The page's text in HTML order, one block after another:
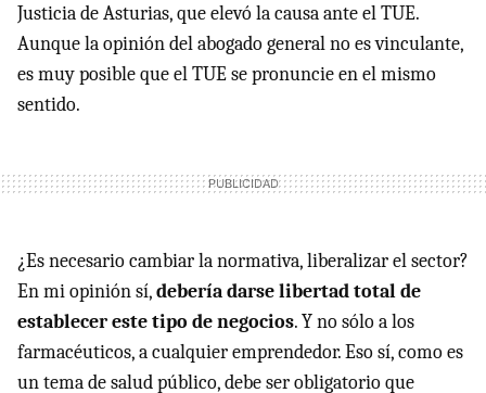
Justicia de Asturias, que elevó la causa ante elTUE.
Aunque la opinión del abogado general no es vinculante,
es muy posible que elTUEse pronuncie en el mismo
sentido.
¿Es necesario cambiar la normativa, liberalizar el sector?
En mi opinión sí,debería darse libertad total de
establecer este tipo de negocios. Y no sólo a los
farmacéuticos, a cualquier emprendedor. Eso sí, como es
un tema de salud público, debe ser obligatorio que